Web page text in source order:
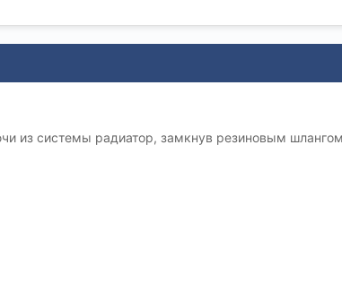
из системы радиатор, замкнув резиновым